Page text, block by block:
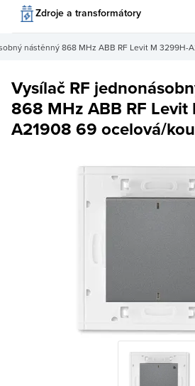
Zdroje a transformátory
nástěnný 868 MHz ABB RF Levit M 3299H-
Vysílač RF
868 MHz ABB RF
A21908 69 ocelová/